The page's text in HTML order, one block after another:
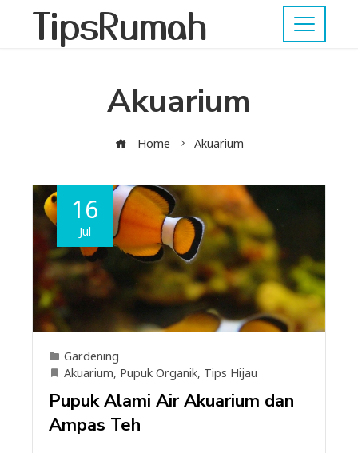
TipsRumah
Akuarium
Home Akuarium
16
Jul
Gardening
Akuarium, Pupuk Organik, Tips Hijau
Pupuk Alami Air Akuarium dan
Ampas Teh